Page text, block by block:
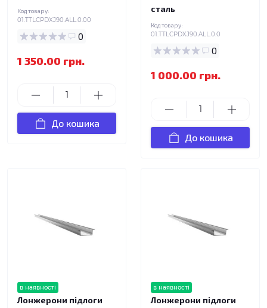
Код товару:
01.TTLCPDXJ90.ALL.0.00
0
1 350.00 грн.
До кошика
сталь
Код товару:
01.TTLCPDXJ90.ALL.0.0
0
1 000.00 грн.
До кошика
в наявності
Лонжерони підлоги
в наявності
Лонжерони підлоги